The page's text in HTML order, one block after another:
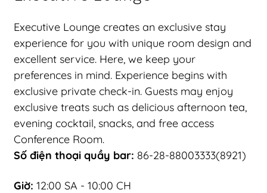
Executive Lounge creates an exclusive stay
experience for you with unique room design and
excellent service. Here, we keep your
preferences in mind. Experience begins with
exclusive private check-in. Guests may enjoy
exclusive treats such as delicious afternoon tea,
evening cocktail, snacks, and free access
Conference Room.
Số điện thoại quầy bar: 86-28-88003333(8921)
Giờ: 12:00 SA - 10:00 CH